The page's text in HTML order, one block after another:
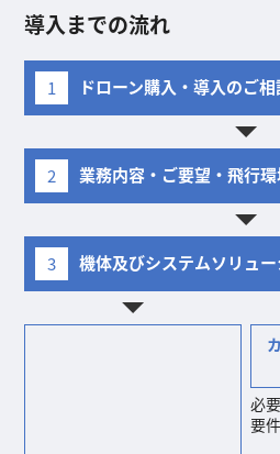
導入までの流れ
1 ドローン購入・導入のご相
2 業務内容・ご要望・飛行
3 機体及びシステムソリュ
必
要